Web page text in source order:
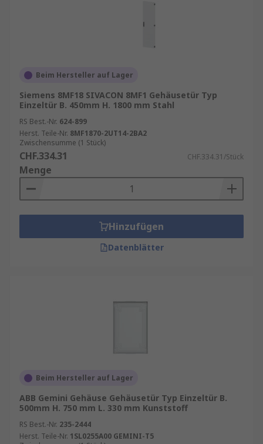
Beim Hersteller auf Lager
Siemens 8MF18 SIVACON 8MF1 Gehäusetür Typ
Einzeltür B. 450mm H. 1800 mm Stahl
RS Best.-Nr. 624-899
Herst. Teile-Nr. 8MF1870-2UT14-2BA2
Zwischensumme (1 Stück)
CHF.334.31 CHF.334.31/Stück
Menge
Hinzufügen
Datenblätter
Beim Hersteller auf Lager
ABB Gemini Gehäuse Gehäusetür Typ Einzeltür B.
500mm H. 750 mm L. 330 mm Kunststoff
RS Best.-Nr. 235-2444
Herst. Teile-Nr. 1SL0255A00 GEMINI-T5